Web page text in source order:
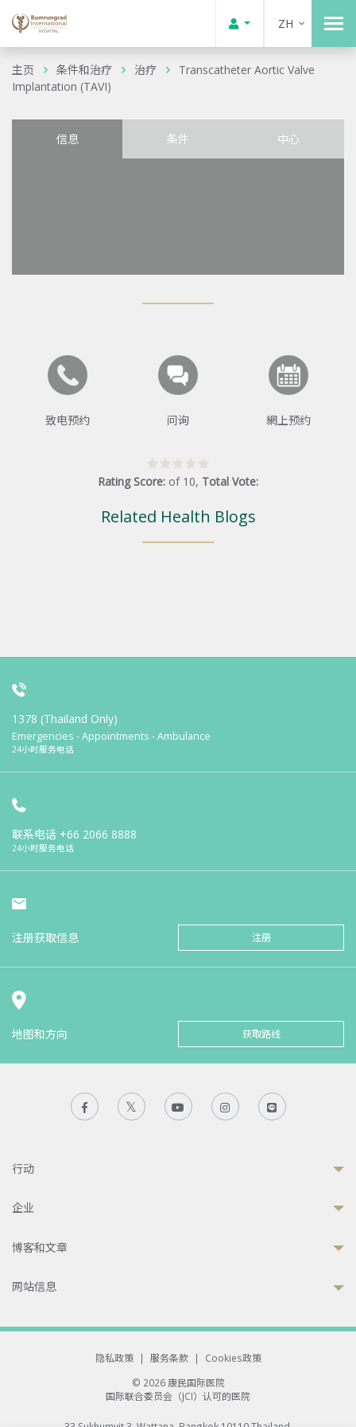
ZH
主页 条件和治疗 治疗
Transcatheter Aortic Valve
Implantation (TAVI)
信息 条件 中心
致电预约 问询 網上预约
Rating Score: of 10, Total Vote:
Related Health Blogs
1378 (Thailand Only)
Emergencies - Appointments - Ambulance
24小时服务电话
联系电话 +66 2066 8888
24小时服务电话
注册获取信息 注册
地图和方向 获取路线
行动
企业
博客和文章
网站信息
隐私政策 | 服务条款 |
Cookies政策
© 2026 康民国际医院
国际联合委员会（JCI）认可的医院